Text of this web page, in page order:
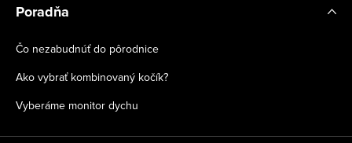
Poradňa
Čo nezabudnúť do pôrodnice
Ako vybrať kombinovaný kočík?
Vyberáme monitor dychu